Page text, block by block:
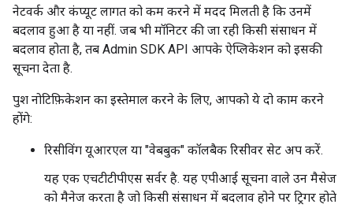
नेटवर्क और कंप्यूट लागत को कम करने में मदद मिलती है कि उनमें
बदलाव हुआ है या नहीं. जब भी मॉनिटर की जा रही किसी संसाधन में
बदलाव होता है, तब Admin SDK API आपके ऐप्लिकेशन को इसकी
सूचना देता है.
पुश नोटिफ़िकेशन का इस्तेमाल करने के लिए, आपको ये दो काम करने
होंगे:
रिसीविंग यूआरएल या "वेबबुक" कॉलबैक रिसीवर सेट अप करें.
यह एक एचटीटीपीएस सर्वर है. यह एपीआई सूचना वाले उन मैसेज
को मैनेज करता है जो किसी संसाधन में बदलाव होने पर ट्रिगर होते